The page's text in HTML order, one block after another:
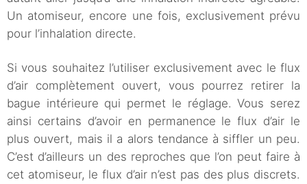
Un atomiseur, encore une fois, exclusivement prévu
pour l’inhalation directe.
Si vous souhaitez l’utiliser exclusivement avec le flux
d’air complètement ouvert, vous pourrez retirer la
bague intérieure qui permet le réglage. Vous serez
ainsi certains d’avoir en permanence le flux d’air le
plus ouvert, mais il a alors tendance à siffler un peu.
C’est d’ailleurs un des reproches que l’on peut faire à
cet atomiseur, le flux d’air n’est pas des plus discrets.